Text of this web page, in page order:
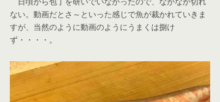
ない。動画だとさ～といった感じで魚が裁かれていきま
すが、当然のように動画のようにうまくは捌け
ず・・・・。